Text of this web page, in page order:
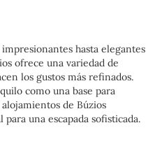
hasta elegantes
ofrece una variedad de
los gustos más refinados.
como una base para
de Búzios
una escapada sofisticada.